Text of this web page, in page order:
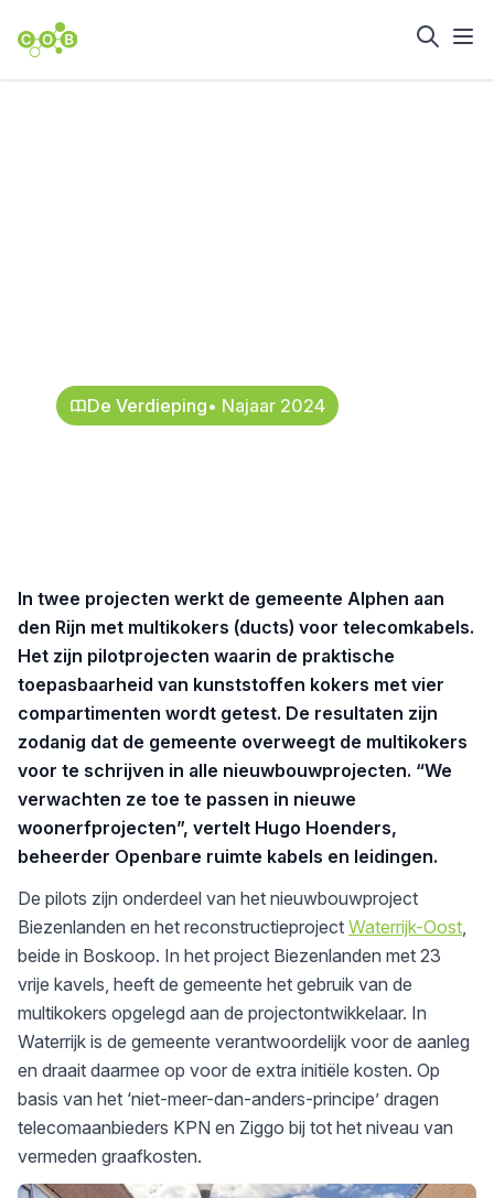
De Verdieping• Najaar 2024
In twee projecten werkt de gemeente Alphen aan
den Rijn met multikokers (ducts) voor telecomkabels.
Het zijn pilotprojecten waarin de praktische
toepasbaarheid van kunststoffen kokers met vier
compartimenten wordt getest. De resultaten zijn
zodanig dat de gemeente overweegt de multikokers
voor te schrijven in alle nieuwbouwprojecten. “We
verwachten ze toe te passen in nieuwe
woonerfprojecten”, vertelt Hugo Hoenders,
beheerder Openbare ruimte kabels en leidingen.
De pilots zijn onderdeel van het nieuwbouwproject
Biezenlanden en het reconstructieproject Waterrijk-Oost,
beide in Boskoop. In het project Biezenlanden met 23
vrije kavels, heeft de gemeente het gebruik van de
multikokers opgelegd aan de projectontwikkelaar. In
Waterrijk is de gemeente verantwoordelijk voor de aanleg
en draait daarmee op voor de extra initiële kosten. Op
basis van het ‘niet-meer-dan-anders-principe’ dragen
telecomaanbieders KPN en Ziggo bij tot het niveau van
vermeden graafkosten.